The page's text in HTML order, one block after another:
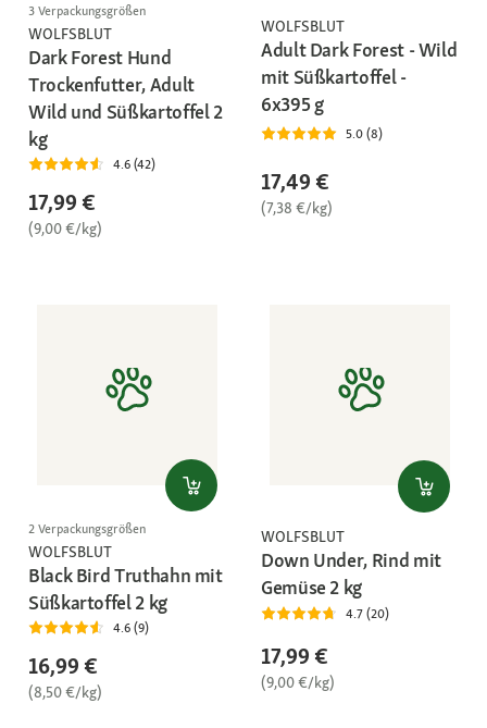
3 Verpackungsgrößen
WOLFSBLUT
Dark Forest Hund
Trockenfutter, Adult
Wild und Süßkartoffel 2
kg
4.6 (42)
17,99 €
(9,00 €/kg)
WOLFSBLUT
Adult Dark Forest - Wild
mit Süßkartoffel -
6x395 g
5.0 (8)
17,49 €
(7,38 €/kg)
2 Verpackungsgrößen
WOLFSBLUT
Black Bird Truthahn mit
Süßkartoffel 2 kg
4.6 (9)
16,99 €
(8,50 €/kg)
WOLFSBLUT
Down Under, Rind mit
Gemüse 2 kg
4.7 (20)
17,99 €
(9,00 €/kg)